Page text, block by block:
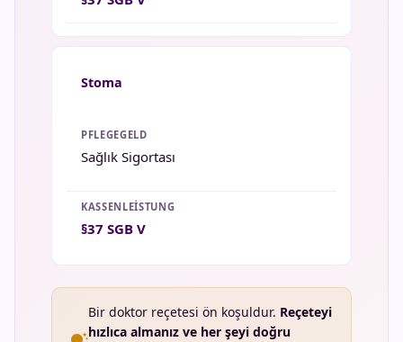
Stoma
Sağlık Sigortası
§37 SGB V
Bir doktor reçetesi ön koşuldur. Reçeteyi
hızlıca almanız ve her şeyi doğru